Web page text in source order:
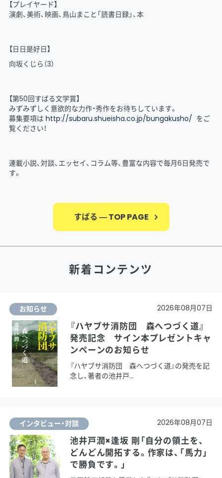
【プレイヤード】
演劇、美術、映画、鳥山まこと「読書日録」、本
【日日是好日】
向坂くじら（3）
【第50回すばる文学賞】
みずみずしく意欲的な力作・秀作をお待ちしています。
募集要項は http://subaru.shueisha.co.jp/bungakusho/ をご
覧ください！
連載小説、対談、エッセイ、コラム等、豊富な内容で毎月6日発売で
す。
すばる ― TOP PAGE
新着コンテンツ
お知らせ 2026年08月07日
『ハヤブサ消防団 森へつづく道』
発売記念 サイン本プレゼントキャ
ンペーンのお知らせ
『ハヤブサ消防団 森へつづく道』の発売を記
念し、著者の池井戸
インタビュー・対談 2026年08月07日
池井戸潤×逢坂 剛「自分の領土を、
どんどん開拓する。作家は、「馬力」
で勝負です。」